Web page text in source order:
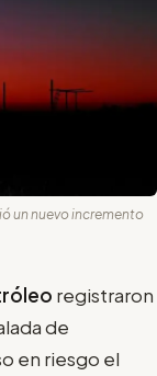
un nuevo incremento
registraron
de
en riesgo el